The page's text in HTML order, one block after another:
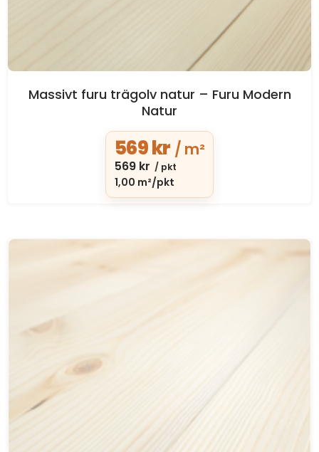
Massivt furu trägolv natur – Furu Modern
Natur
569kr / m²
569 kr / pkt
1,00 m²/pkt